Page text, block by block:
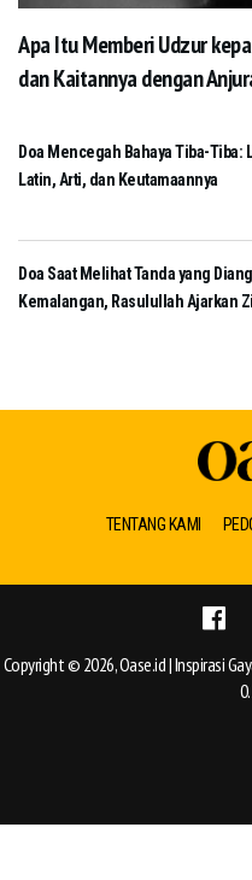
Apa Itu Memberi Udzur
dan Kaitannya dengan
Doa Mencegah Bahaya Tiba-Tiba:
Latin, Arti, dan Keutamaannya
Doa Saat Melihat Tanda yang
Kemalangan, Rasulullah Ajarkan
TENTANG KAMI
Copyright © 2026, Oase.id | Inspirasi